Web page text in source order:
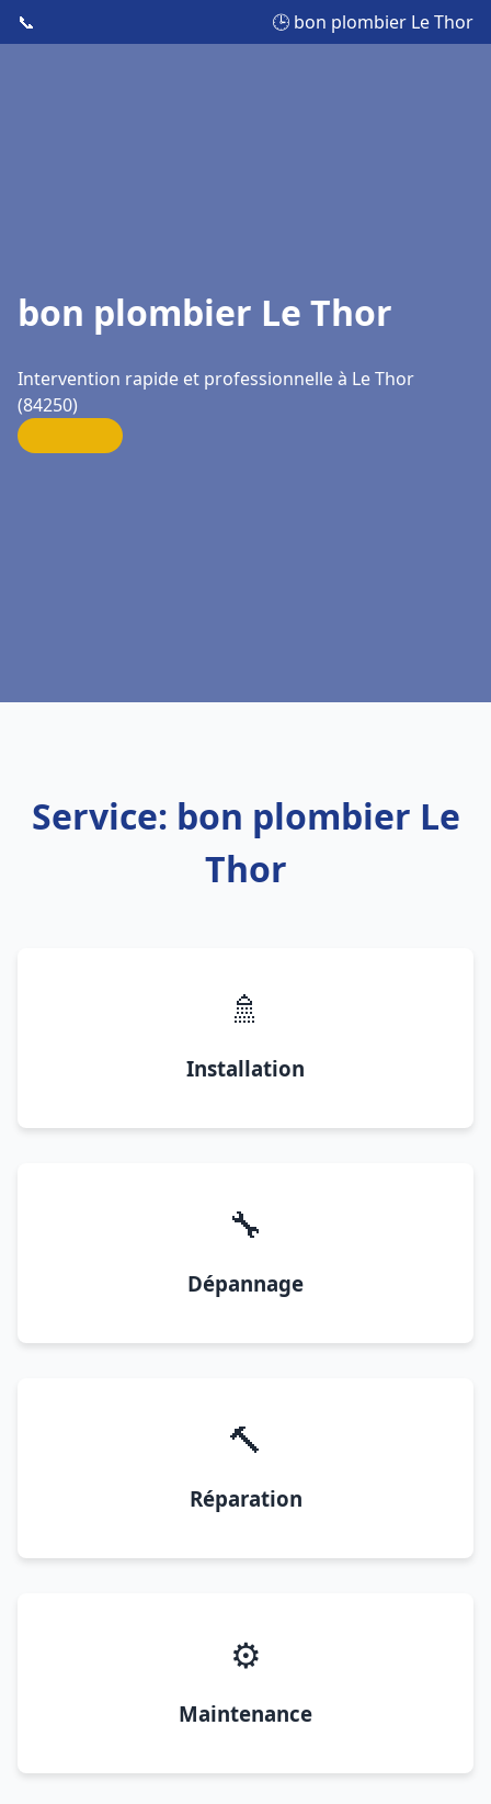
📞 🕒 bon plombier Le Thor
bon plombier Le Thor
Intervention rapide et professionnelle à Le Thor
(84250)
Service: bon plombier Le
Thor
🚿
Installation
🔧
Dépannage
🔨
Réparation
⚙️
Maintenance